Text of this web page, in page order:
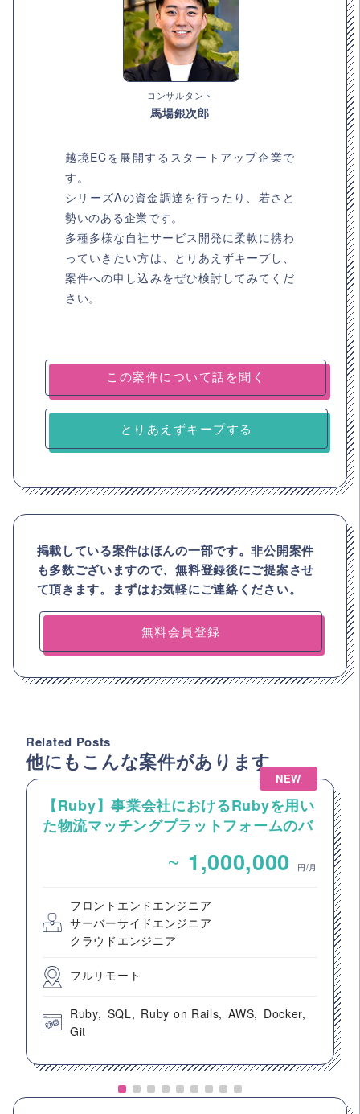
コンサルタント
馬場銀次郎
越境ECを展開するスタートアップ企業で
す。
シリーズAの資金調達を行ったり、若さと
勢いのある企業です。
多種多様な自社サービス開発に柔軟に携わ
っていきたい方は、とりあえずキープし、
案件への申し込みをぜひ検討してみてくだ
さい。
とりあえずキープする
掲載している案件はほんの一部です。非公開案件
も多数ございますので、無料登録後にご提案させ
て頂きます。まずはお気軽にご連絡ください。
無料会員登録
Related Posts
他にもこんな案件があります
NEW
【Ruby】事業会社におけるRubyを用い
た物流マッチングプラットフォームのバ
~ 1,000,000 円/月
フロントエンドエンジニア
サーバーサイドエンジニア
クラウドエンジニア
フルリモート
Ruby SQL Ruby on Rails AWS
Docker
Git